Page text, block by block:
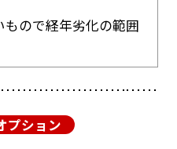
ので経年劣化の範囲
プション